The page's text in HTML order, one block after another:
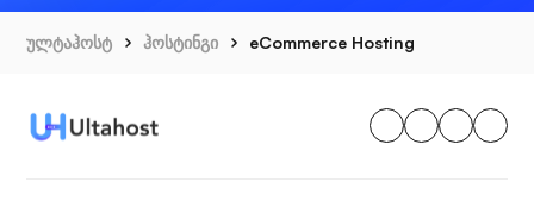
ულტაჰოსტ ჰოსტინგი eCommerce Hosting